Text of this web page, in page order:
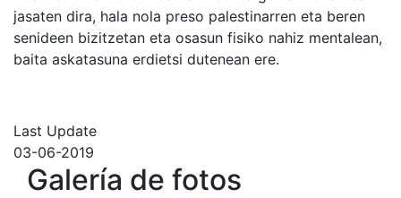
jasaten dira, hala nola preso palestinarren eta beren
senideen bizitzetan eta osasun fisiko nahiz mentalean,
baita askatasuna erdietsi dutenean ere.
Last Update
03-06-2019
Galería de fotos